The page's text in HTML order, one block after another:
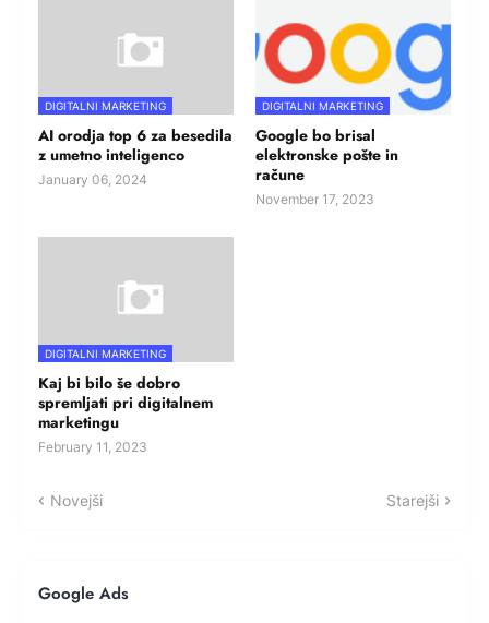
DIGITALNI MARKETING
AI orodja top 6 za besedila
z umetno inteligenco
January 06, 2024
DIGITALNI MARKETING
Google bo brisal
elektronske pošte in
račune
November 17, 2023
DIGITALNI MARKETING
Kaj bi bilo še dobro
spremljati pri digitalnem
marketingu
February 11, 2023
Novejši Starejši
Google Ads